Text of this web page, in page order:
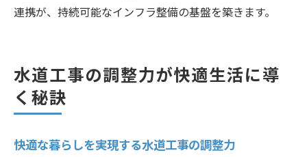
連携が、持続可能なインフラ整備の基盤を築きます。
水道工事の調整力が快適生活に導
く秘訣
快適な暮らしを実現する水道工事の調整力